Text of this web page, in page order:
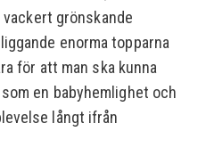
grönskande
enorma topparna
för att man ska kunna
en babyhemlighet och
långt ifrån